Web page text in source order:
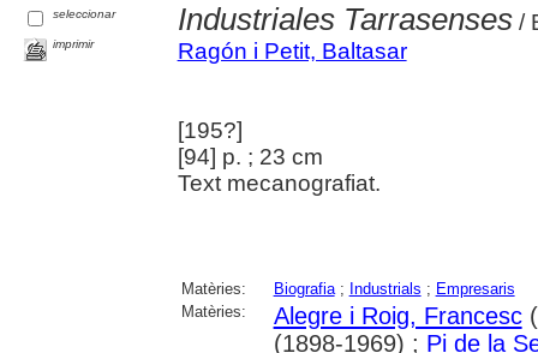
seleccionar
imprimir
Industriales Tarrasenses/
Ragón i Petit, Baltasar
[195?]
[94] p. ; 23 cm
Text mecanografiat.
Matèries: Biografia; Industrials ; Empresaris
Matèries:
Alegre i Roig, Francesc
(1898-1969) ; Pi de la